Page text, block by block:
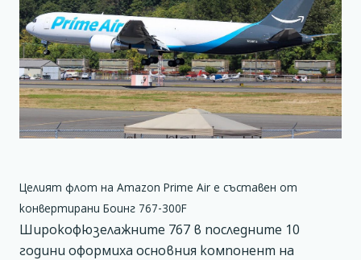
Целият флот на Amazon Prime Air е съставен от
конвертирани Боинг 767-300F
Широкофюзелажните 767 в последните 10
години оформиха основния компонент на